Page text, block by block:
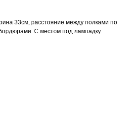
33см, расстояние между полками по
С местом под лампадку.